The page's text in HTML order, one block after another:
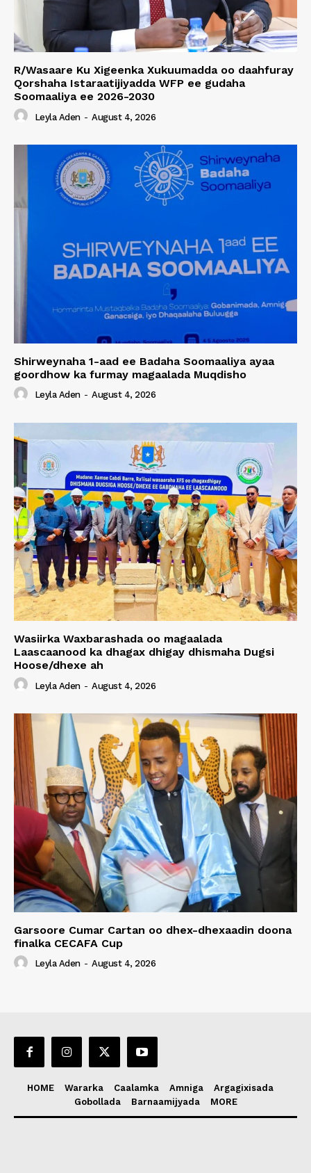
R/Wasaare Ku Xigeenka Xukuumadda oo daahfuray
Qorshaha Istaraatijiyadda WFP ee gudaha
Soomaaliya ee 2026-2030
Leyla Aden - August 4, 2026
Shirweynaha 1-aad ee Badaha Soomaaliya ayaa
goordhow ka furmay magaalada Muqdisho
Leyla Aden - August 4, 2026
Wasiirka Waxbarashada oo magaalada
Laascaanood ka dhagax dhigay dhismaha Dugsi
Hoose/dhexe ah
Leyla Aden - August 4, 2026
Garsoore Cumar Cartan oo dhex-dhexaadin doona
finalka CECAFA Cup
Leyla Aden - August 4, 2026
HOME Wararka Caalamka Amniga
Argagixisada
Gobollada
Barnaamijyada MORE